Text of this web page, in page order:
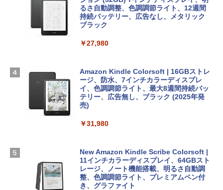
igence、13.6インチLiquid Retinaディ
スプレイ、16GBユニファイドメモリ、1
TB SSDストレージ、12MPセンターフレ
D - シルバー
【Amazon.co.jp限定】 HP ノートパソコ
ン 15-fd 15.6インチ 16GBメモリ 512GB
SSD インテル Core 5
￥129,800
FMV ノートパソコン WE1-K3 (MS 365 P
ersonal/Copilotキー搭載/Win 11/15.6型/
Core i5/16GB/SSD 512GB/ホワイト) FM
VWK3E15W_AZ
￥39,582
Robloxギフトカード - 2,000 Robux 【限
ラインコード版
￥3,200
ト): Java & Bedrock Edition | オンライ
￥3,600
￥99
1冊ですべて身につくHTML & CSSとWe
￥1,292
FM TOWNS ハイパー・カタログ: 本体ハ
ェクトリストと最新エミュレータ紹介
るさ自動調整、色調調節ライト、12週間
持続バッテリー、広告なし、メタリック
ブラック
￥27,980
Amazon Kindle Colorsoft | 16GBストレ
ージ、防水、7インチカラーディスプレ
イ、色調調節ライト、最大8週間持続バッ
テリー、広告無し、ブラック (2025年発
売)
￥31,980
New Amazon Kindle Scribe Colorsoft |
11インチカラーディスプレイ、64GBスト
レージ、ノート機能搭載、明るさ自動調
整、色調調節ライト、プレミアムペン付
き、グラファイト